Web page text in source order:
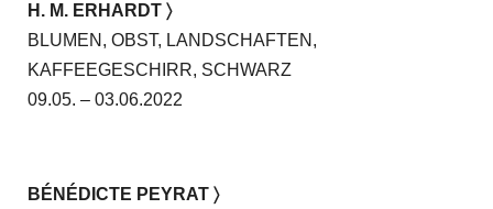
H. M. ERHARDT〉
BLUMEN, OBST, LANDSCHAFTEN,
KAFFEEGESCHIRR, SCHWARZ
09.05. – 03.06.2022
BÉNÉDICTE PEYRAT 〉